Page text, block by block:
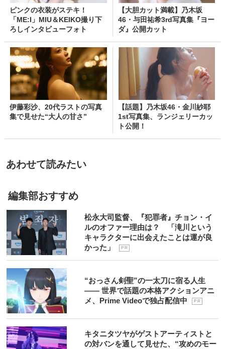
ピンクの衣装がステキ！
「ME:I」MIU＆KEIKO撮り下
ろしインタビューフォト
【大胆カット満載】乃木坂
46・与田祐希3rd写真集『ヨー
ダ』公開カット
伊藤彩沙、20代ラストの写真
集で見せた“大人の甘さ”
【話題】乃木坂46・金川紗耶
1st写真集、ランジェリーカッ
ト公開！
あわせて読みたい
編集部おすすめ
松永大司監督、『犯罪者』チョン・イ
ルのオファー理由は？ 「滝川という
キャラクターに出会えたことは運が良
かった」
P R
“おっさん剣聖”の一太刀に宿る人生
―― 世界で話題の本格アクションアニ
メ、Prime Videoで独占配信中
P R
キタニタツヤがゲストアーティストと
の対バンを通して見せた、“攻めのモー